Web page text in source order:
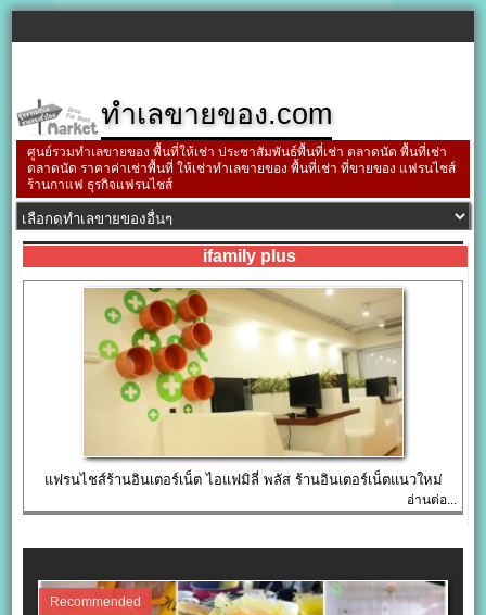
ทำเลขายของ.com
ศูนย์รวมทำเลขายของ พื้นที่ให้เช่า ประชาสัมพันธ์พื้นที่เช่า ตลาดนัด พื้นที่เช่า
ตลาดนัด ราคาค่าเช่าพื้นที่ ให้เช่าทำเลขายของ พื้นที่เช่า ที่ขายของ แฟรนไชส์
ร้านกาแฟ ธุรกิจแฟรนไชส์
ifamily plus
แฟรนไชส์ร้านอินเตอร์เน็ต ไอแฟมิลี่ พลัส ร้านอินเตอร์เน็ตแนวใหม่
อ่านต่อ...
Recommended